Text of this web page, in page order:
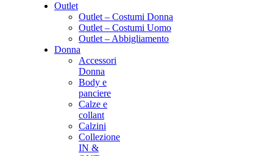
Outlet
Outlet – Costumi Donna
Outlet – Costumi Uomo
Outlet – Abbigliamento
Donna
Accessori
Donna
Body e
panciere
Calze e
collant
Calzini
Collezione
IN &